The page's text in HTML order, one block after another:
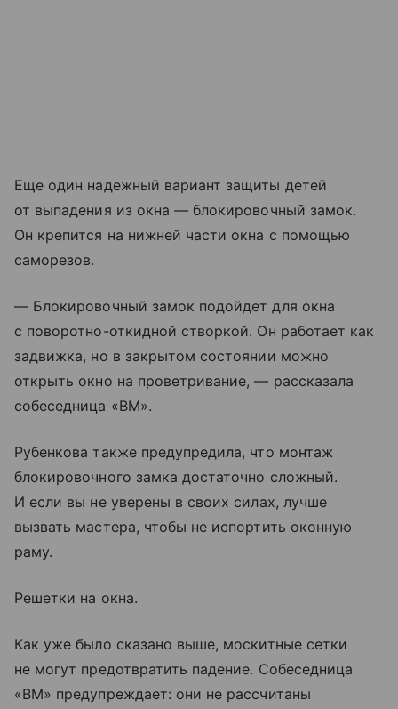
Еще один надежный вариант защиты детей
от выпадения из окна — блокировочный замок.
Он крепится на нижней части окна с помощью
саморезов.
— Блокировочный замок подойдет для окна
с поворотно-откидной створкой. Он работает как
задвижка, но в закрытом состоянии можно
открыть окно на проветривание, — рассказала
собеседница «ВМ».
Рубенкова также предупредила, что монтаж
блокировочного замка достаточно сложный.
И если вы не уверены в своих силах, лучше
вызвать мастера, чтобы не испортить оконную
раму.
Решетки на окна.
Как уже было сказано выше, москитные сетки
не могут предотвратить падение. Собеседница
«ВМ» предупреждает: они не рассчитаны